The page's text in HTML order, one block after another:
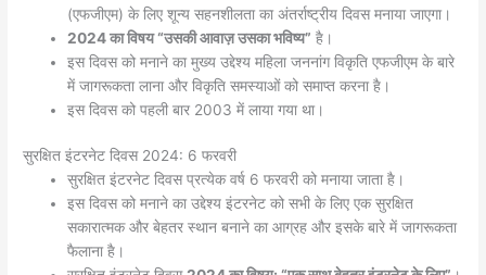
(एफजीएम) के लिए शून्य सहनशीलता का अंतर्राष्ट्रीय दिवस मनाया जाएगा।
2024 का विषय “उसकी आवाज़ उसका भविष्य” है।
इस दिवस को मनाने का मुख्य उद्देश्य महिला जननांग विकृति एफजीएम के बारे
में जागरूकता लाना और विकृति समस्याओं को समाप्त करना है।
इस दिवस को पहली बार 2003 में लाया गया था।
सुरक्षित इंटरनेट दिवस 2024: 6 फरवरी
सुरक्षित इंटरनेट दिवस प्रत्येक वर्ष 6 फरवरी को मनाया जाता है।
इस दिवस को मनाने का उद्देश्य इंटरनेट को सभी के लिए एक सुरक्षित
सकारात्मक और बेहतर स्थान बनाने का आग्रह और इसके बारे में जागरूकता
फैलाना है।